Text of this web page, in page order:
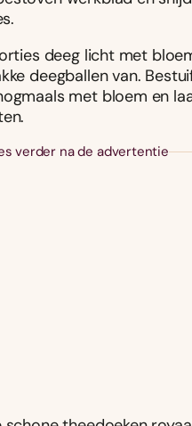
deeg licht met
deegballen van.
met bloem en
verder na de advertentie